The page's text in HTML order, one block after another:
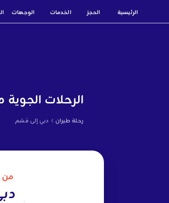
الرئيسية الحجز الخدمات الوجهات
الرحلات
رحلة طيران › دبي إلى قشم
من